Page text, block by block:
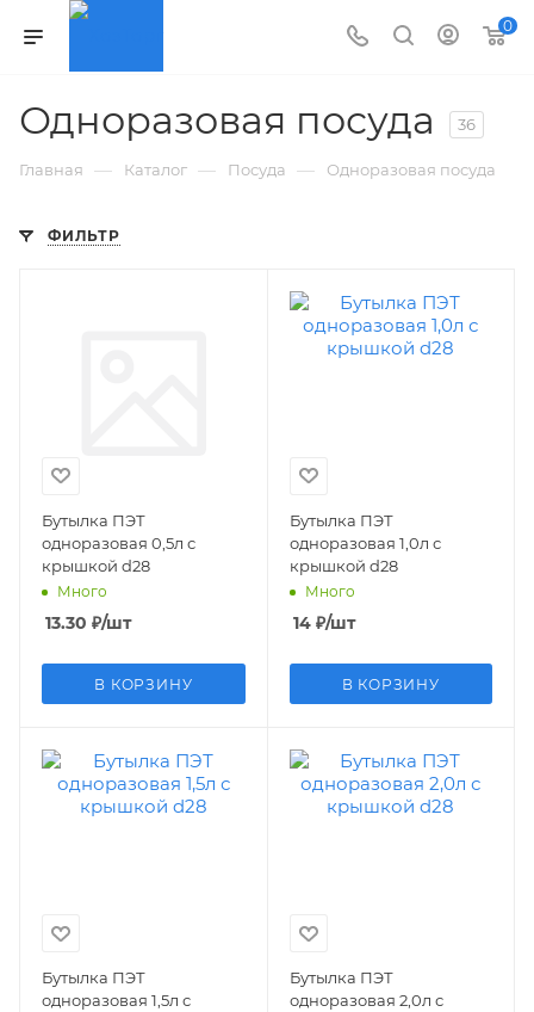
0
Одноразовая посуда 36
Главная — Каталог — Посуда — Одноразовая посуда
ФИЛЬТР
Бутылка ПЭТ
одноразовая 0,5л с
крышкой d28
Много
13.30 ₽/шт
В КОРЗИНУ
Бутылка ПЭТ
одноразовая 1,0л с
крышкой d28
Много
14₽/шт
В КОРЗИНУ
Бутылка ПЭТ
одноразовая 1,5л с
Бутылка ПЭТ
одноразовая 2,0л с